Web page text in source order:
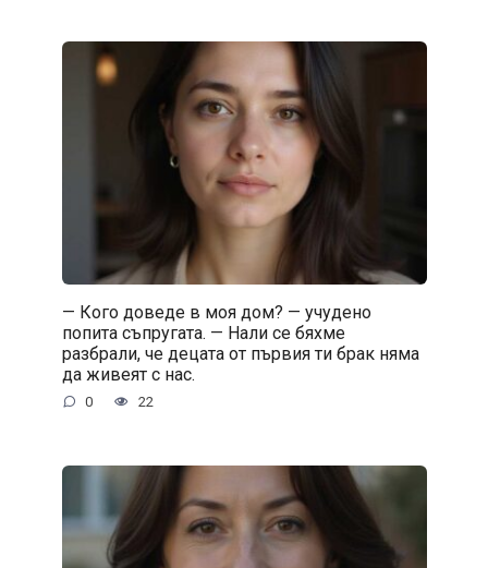
— Кого доведе в моя дом? — учудено
попита съпругата. — Нали се бяхме
разбрали, че децата от първия ти брак няма
да живеят с нас.
0 22